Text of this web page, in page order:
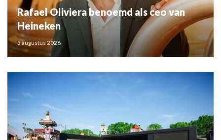
Rafael Oliviera benoemd als ceo van
Heineken
5 augustus 2026